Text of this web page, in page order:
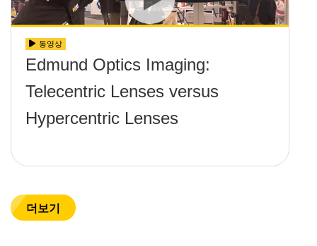
동영상
Edmund Optics Imaging:
Telecentric Lenses versus
Hypercentric Lenses
더보기